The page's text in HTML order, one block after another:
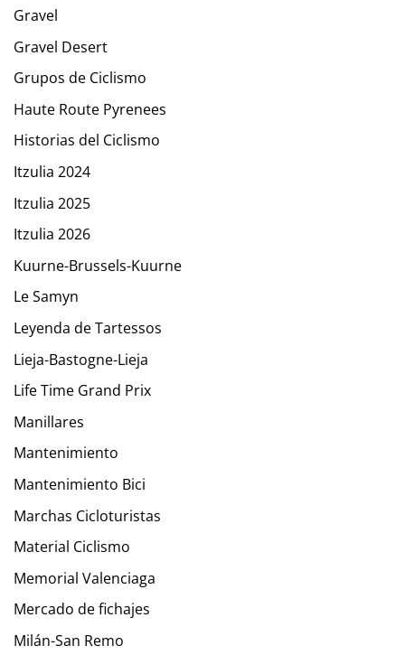
Gravel
Gravel Desert
Grupos de Ciclismo
Haute Route Pyrenees
Historias del Ciclismo
Itzulia 2024
Itzulia 2025
Itzulia 2026
Kuurne-Brussels-Kuurne
Le Samyn
Leyenda de Tartessos
Lieja-Bastogne-Lieja
Life Time Grand Prix
Manillares
Mantenimiento
Mantenimiento Bici
Marchas Cicloturistas
Material Ciclismo
Memorial Valenciaga
Mercado de fichajes
Milán-San Remo